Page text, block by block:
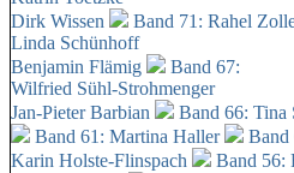
Dirk Wissen
Band 71: Rahel
Linda Schünhoff
Benjamin Flämig
Band 67:
Wilfried Sühl-Strohmenger
Jan-Pieter Barbian
Band 66: Tina
Band 61: Martina Haller
Band
Karin Holste-Flinspach
Band 56: